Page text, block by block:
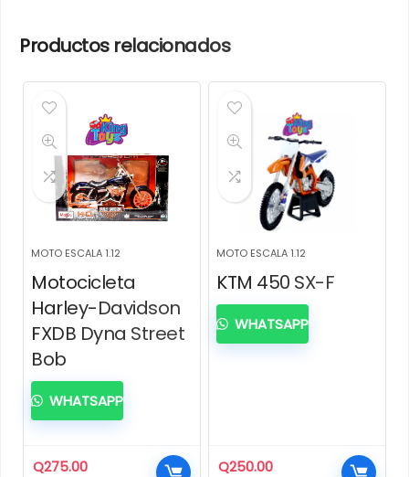
Productos relacionados
MOTO ESCALA 1.12
Motocicleta
Harley-Davidson
FXDB Dyna Street
Bob
Q275.00
WHATSAPP
MOTO ESCALA 1.12
KTM 450 SX-F
Q250.00
WHATSAPP